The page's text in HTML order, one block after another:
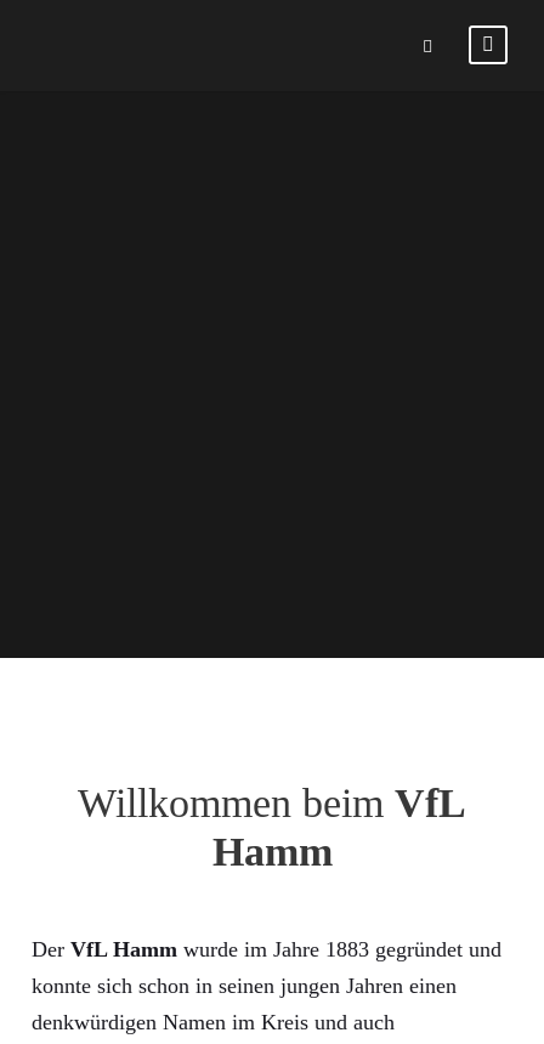
Willkommen beim VfL
Hamm
Der VfL Hamm wurde im Jahre 1883 gegründet und
konnte sich schon in seinen jungen Jahren einen
denkwürdigen Namen im Kreis und auch